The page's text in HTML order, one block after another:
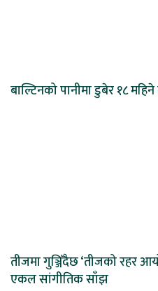
बाल्टिनको पानीमा डुबेर १८
तीजमा गुञ्जिँदैछ ‘तीजको रहर
एकल सांगीतिक साँझ